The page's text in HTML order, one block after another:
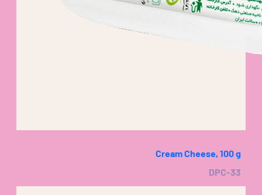
Cream Cheese, 100 g
DPC-33